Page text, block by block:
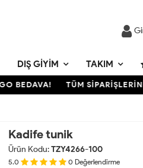
DIŞ GIYIM TAKIM
TÜM
Kadife tunik
Ürün Kodu:TZY4266-100
5.0 0 Değerlendirme